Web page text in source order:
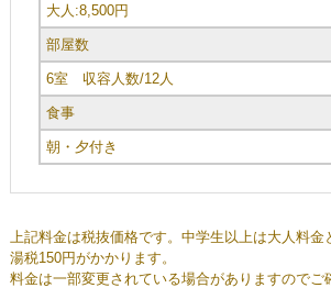
大人:8,500円
部屋数
6室 収容人数/12人
食事
朝・夕付き
上記料金は税抜価格です。中学生以上は大人料金
湯税150円がかかります。
料金は一部変更されている場合がありますのでご